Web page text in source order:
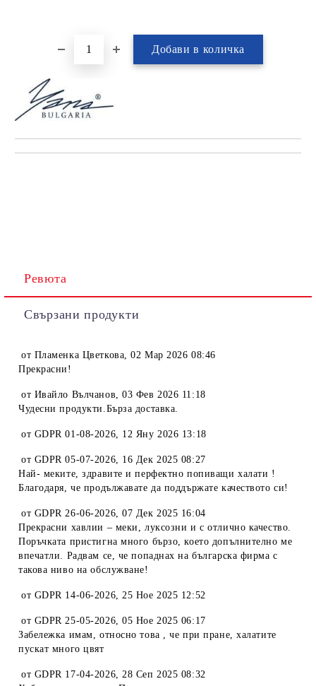
Ревюта
Свързани продукти
от Пламенка Цветкова,02 Мар 2026 08:46
Прекрасни!
от Ивайло Вълчанов,03 Фев 2026 11:18
Чудесни продукти.Бърза доставка.
от GDPR 01-08-2026, 12 Яну 2026 13:18
от GDPR 05-07-2026, 16 Дек 2025 08:27
Най- меките, здравите и перфектно попиващи халати !
Благодаря, че продължавате да поддържате качеството си!
от GDPR 26-06-2026,07 Дек 2025 16:04
Прекрасни хавлии – меки, луксозни и с отлично качество.
Поръчката пристигна много бързо, което допълнително ме
впечатли. Радвам се, че попаднах на българска фирма с
такова ниво на обслужване!
от GDPR 14-06-2026,25 Ное 2025 12:52
от GDPR 25-05-2026,05 Ное 2025 06:17
Забележка имам, относно това , че при пране, халатите
пускат много цвят
от GDPR 17-04-2026,28 Сеп 2025 08:32